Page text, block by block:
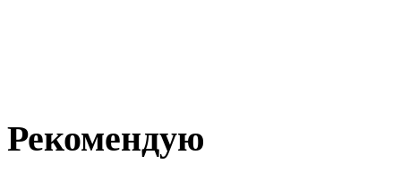
Рекомендую